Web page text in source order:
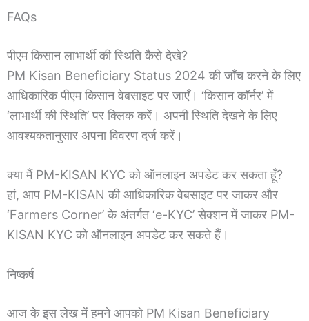
FAQs
पीएम किसान लाभार्थी की स्थिति कैसे देखे?
PM Kisan Beneficiary Status 2024 की जाँच करने के लिए
आधिकारिक पीएम किसान वेबसाइट पर जाएँ। ‘किसान कॉर्नर’ में
‘लाभार्थी की स्थिति’ पर क्लिक करें। अपनी स्थिति देखने के लिए
आवश्यकतानुसार अपना विवरण दर्ज करें।
क्या मैं PM-KISAN KYC को ऑनलाइन अपडेट कर सकता हूँ?
हां, आप PM-KISAN की आधिकारिक वेबसाइट पर जाकर और
‘Farmers Corner’ के अंतर्गत ‘e-KYC’ सेक्शन में जाकर PM-
KISAN KYC को ऑनलाइन अपडेट कर सकते हैं।
निष्कर्ष
आज के इस लेख में हमने आपको PM Kisan Beneficiary